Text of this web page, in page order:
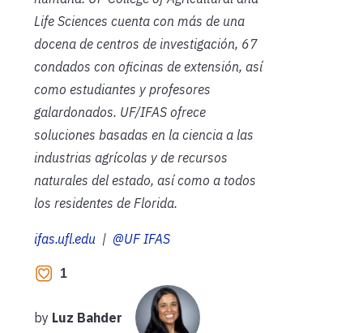
Life Sciences cuenta con más de una
docena de centros de investigación, 67
condados con oficinas de extensión, así
como estudiantes y profesores
galardonados. UF/IFAS ofrece
soluciones basadas en la ciencia a las
industrias agrícolas y de recursos
naturales del estado, así como a todos
los residentes de Florida.
ifas.ufl.edu | @UF IFAS
1
by Luz Bahder